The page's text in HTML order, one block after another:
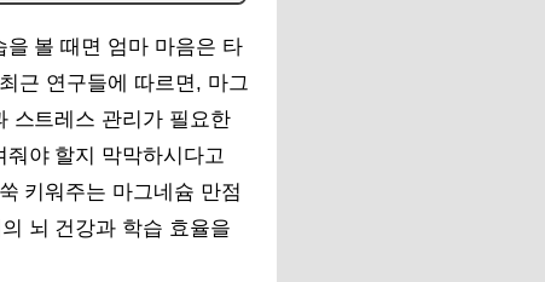
볼 때면 엄마 마음은 타
근 연구들에 따르면, 마그
스트레스 관리가 필요한
야 할지 막막하시다고
키워주는 마그네슘 만점
뇌 건강과 학습 효율을